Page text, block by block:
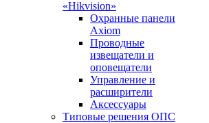
«Hikvision»
Охранные панели
Axiom
Проводные
извещатели и
оповещатели
Управление и
расширители
Аксессуары
Типовые решения ОПС